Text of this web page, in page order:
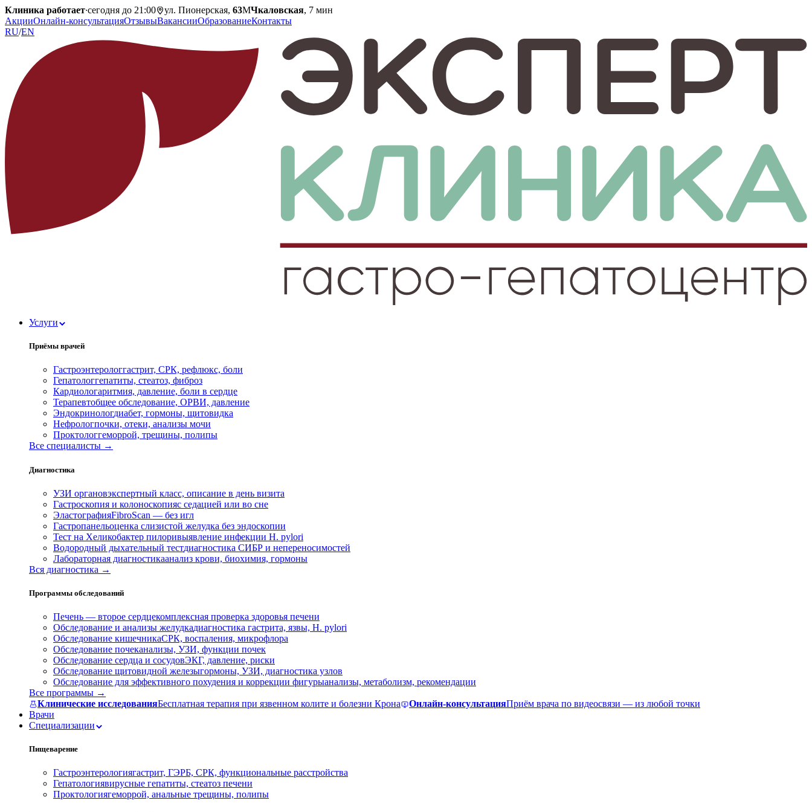
Клиника работает·сегодня до 21:00 ул. Пионерская, 63МЧкаловская, 7 мин
АкцииОнлайн-консультацияОтзывыВакансииОбразованиеКонтакты
RU/EN
Услуги
Приёмы врачей
Гастроэнтерологгастрит, СРК, рефлюкс, боли
Гепатологгепатиты, стеатоз, фиброз
Кардиологаритмия, давление, боли в сердце
Терапевтобщее обследование, ОРВИ, давление
Эндокринологдиабет, гормоны, щитовидка
Нефрологпочки, отеки, анализы мочи
Проктологгеморрой, трещины, полипы
Все специалисты →
Диагностика
УЗИ органовэкспертный класс, описание в день визита
Гастроскопия и колоноскопияс седацией или во сне
ЭластографияFibroScan — без игл
Гастропанельоценка слизистой желудка без эндоскопии
Тест на Хеликобактер пилоривыявление инфекции H. pylori
Водородный дыхательный тестдиагностика СИБР и непереносимостей
Лабораторная диагностикаанализ крови, биохимия, гормоны
Вся диагностика →
Программы обследований
Печень — второе сердцекомплексная проверка здоровья печени
Обследование и анализы желудкадиагностика гастрита, язвы, H. pylori
Обследование кишечникаСРК, воспаления, микрофлора
Обследование почеканализы, УЗИ, функции почек
Обследование сердца и сосудовЭКГ, давление, риски
Обследование щитовидной железыгормоны, УЗИ, диагностика узлов
Обследование для эффективного похудения и коррекции фигурыанализы, метаболизм, рекомендации
Все программы →
Клинические исследованияБесплатная терапия при язвенном колите и болезни Крона Онлайн-консультацияПриём врача по видеосвязи — из любой точки
Врачи
Специализации
Пищеварение
Гастроэнтерологиягастрит, ГЭРБ, СРК, функциональные расстройства
Гепатологиявирусные гепатиты, стеатоз печени
Проктологиягеморрой, анальные трещины, полипы